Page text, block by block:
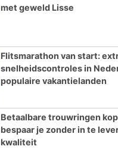
met geweld Lisse
Flitsmarathon van start:
snelheidscontroles in
populaire vakantielanden
Betaalbare trouwringen
bespaar je zonder in te
kwaliteit